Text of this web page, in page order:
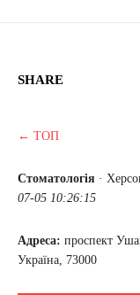
SHARE
← ТОП
Стоматологія ·
07-05 10:26:15
Адреса: проспект
Україна, 73000